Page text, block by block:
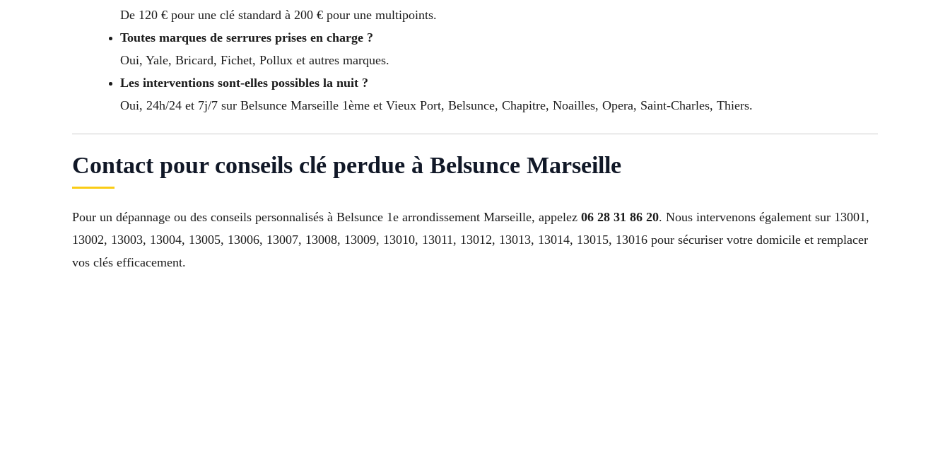
De 120 € pour une clé standard à 200 € pour une multipoints.
Toutes marques de serrures prises en charge ?
Oui, Yale, Bricard, Fichet, Pollux et autres marques.
Les interventions sont-elles possibles la nuit ?
Oui, 24h/24 et 7j/7 sur Belsunce Marseille 1ème et Vieux Port, Belsunce, Chapitre, Noailles, Opera, Saint-Charles, Thiers.
Contact pour conseils clé perdue à Belsunce Marseille
Pour un dépannage ou des conseils personnalisés à Belsunce 1e arrondissement Marseille, appelez 06 28 31 86 20. Nous intervenons également sur 13001,
13002, 13003, 13004, 13005, 13006, 13007, 13008, 13009, 13010, 13011, 13012, 13013, 13014, 13015, 13016 pour sécuriser votre domicile et remplacer
vos clés efficacement.